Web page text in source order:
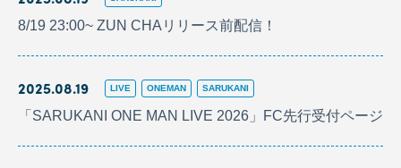
8/19 23:00~ ZUN CHAリリース前配信！
2025.08.19 LIVE ONEMAN SARUKANI
「SARUKANI ONE MAN LIVE 2026」FC先行受付ページ